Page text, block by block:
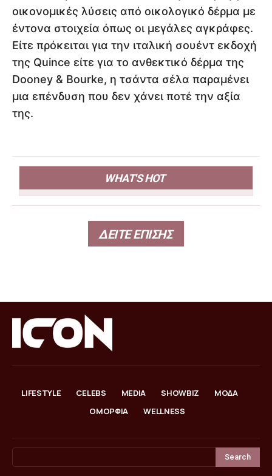
οικονομικές λύσεις από οικολογικό δέρμα με
έντονα στοιχεία όπως οι μεγάλες αγκράφες.
Είτε πρόκειται για την ιταλική σουέντ εκδοχή
της Quince είτε για το ανθεκτικό δέρμα της
Dooney & Bourke, η τσάντα σέλα παραμένει
μια επένδυση που δεν χάνει ποτέ την αξία
της.
WHAT'S HOT
ΔΕΙΤΕ ΕΠΙΣΗΣ
LIFESTYLE CELEBS MEDIA SHOWBIZ
ΜΟΔΑ
ΟΜΟΡΦΙΑ
WELLNESS
Search